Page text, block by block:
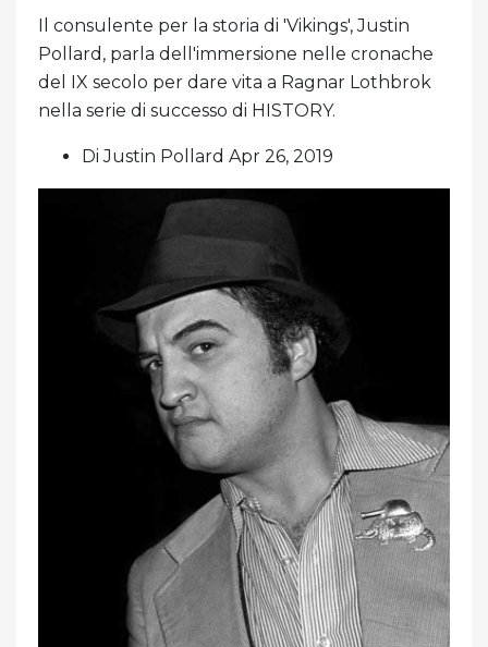
Il consulente per la storia di 'Vikings', Justin
Pollard, parla dell'immersione nelle cronache
del IX secolo per dare vita a Ragnar Lothbrok
nella serie di successo di HISTORY.
Di Justin Pollard Apr 26, 2019